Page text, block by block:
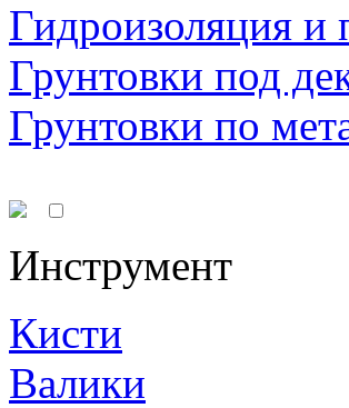
Гидроизоляция и
Грунтовки под
Грунтовки по
Инструмент
Кисти
Валики